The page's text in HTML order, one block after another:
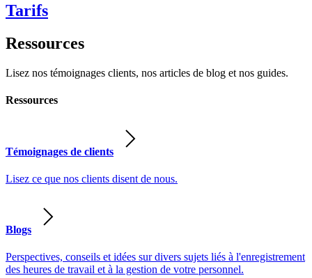
Tarifs
Ressources
Lisez nos témoignages clients, nos articles de blog et nos guides.
Ressources
Témoignages de clients
Lisez ce que nos clients disent de nous.
Blogs
Perspectives, conseils et idées sur divers sujets liés à l'enregistrement
des heures de travail et à la gestion de votre personnel.